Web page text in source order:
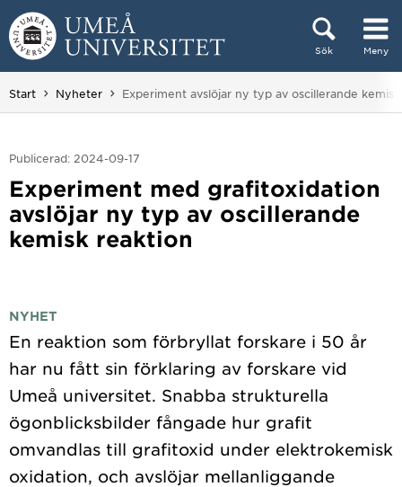
Hoppa direkt till innehållet
Sök Meny
Huvudmenyn dold.
Start Nyheter Du är här:
Experiment avslöjar ny typ av oscillerande
Publicerad: 2024-09-17
Experiment med grafitoxidation
avslöjar ny typ av oscillerande
kemisk reaktion
NYHET
En reaktion som förbryllat forskare i 50 år
har nu fått sin förklaring av forskare vid
Umeå universitet. Snabba strukturella
ögonblicksbilder fångade hur grafit
omvandlas till grafitoxid under elektrokemisk
oxidation, och avslöjar mellanliggande